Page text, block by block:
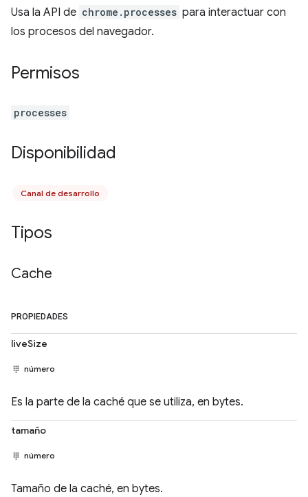
Usa la API de chrome.processes para interactuar con
los procesos del navegador.
Permisos
processes
Disponibilidad
Canal de desarrollo
Tipos
Cache
PROPIEDADES
liveSize
número
Es la parte de la caché que se utiliza, en bytes.
tamaño
número
Tamaño de la caché, en bytes.